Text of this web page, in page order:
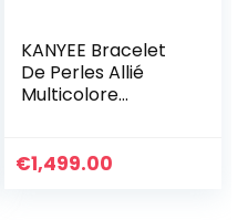
KANYEE Bracelet
De Perles Allié
Multicolore
Fait A La Main pour
€1,499.00